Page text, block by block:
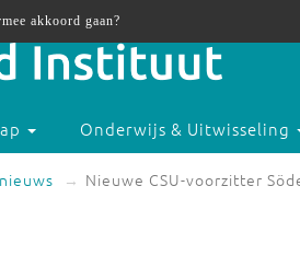
Onderwijs & Uitwisseling
Nieuwe CSU-voorzitter
akkoord gaan?